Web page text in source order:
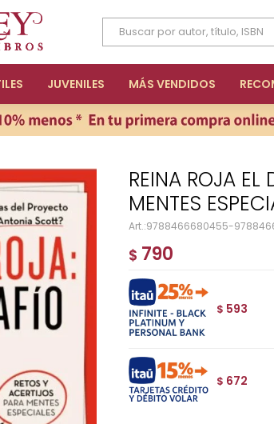
JUVENILES MÁS VENDIDOS
REINA ROJA EL DESAFIO RETOS Y ACERTIJOS PARA
MENTES
9788466680455-
$ 790
$ 593
$ 672